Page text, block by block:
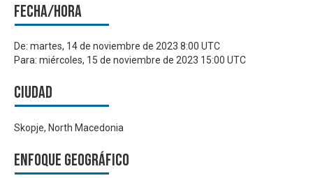
Fecha/hora
De: martes, 14 de noviembre de 2023 8:00 UTC
Para: miércoles, 15 de noviembre de 2023 15:00 UTC
Ciudad
Skopje, North Macedonia
Enfoque geográfico